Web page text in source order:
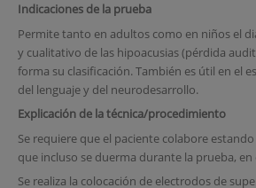
Indicaciones de la prueba
Permite tanto en adultos como en niños el
y cualitativo de las hipoacusias (pérdida
forma su clasificación. También es útil en el
del lenguaje y del neurodesarrollo.
Explicación de la técnica/procedimiento
Se requiere que el paciente colabore
que incluso se duerma durante la prueba, en
Se realiza la colocación de electrodos de